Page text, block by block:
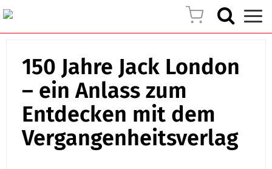
150 Jahre Jack London
– ein Anlass zum
Entdecken mit dem
Vergangenheitsverlag